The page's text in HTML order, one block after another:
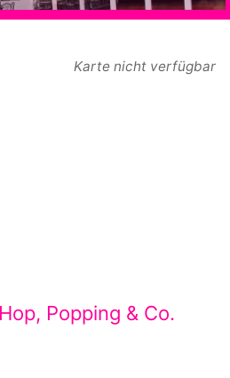
Karte nicht verfügbar
Popping & Co.